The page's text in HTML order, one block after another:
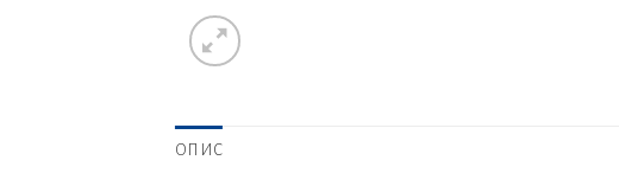
ОПИС